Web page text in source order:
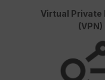
Virtual Private
(VPN)